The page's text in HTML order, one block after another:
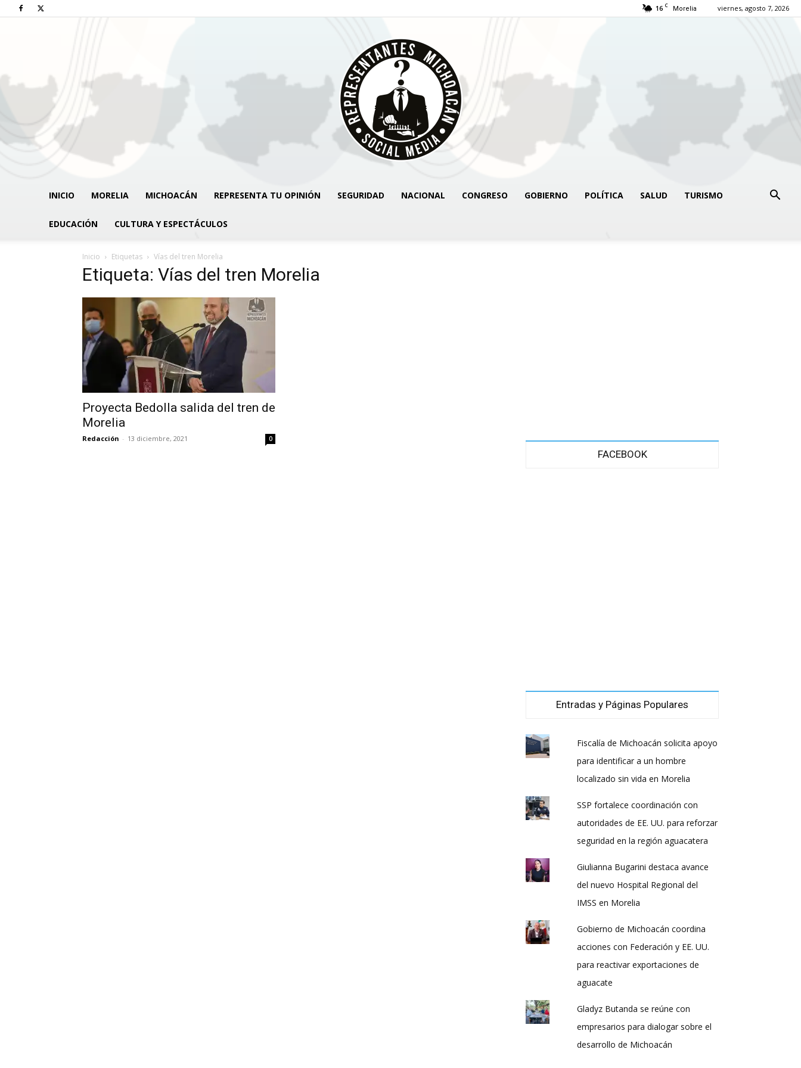
16 C Morelia viernes, agosto 7, 2026
INICIO MORELIA MICHOACÁN REPRESENTA TU OPINIÓN SEGURIDAD NACIONAL CONGRESO GOBIERNO POLÍTICA SALUD TURISMO
EDUCACIÓN CULTURA Y ESPECTÁCULOS
Inicio Etiquetas Vías del tren Morelia
Etiqueta: Vías del tren Morelia
Proyecta Bedolla salida del tren de
Morelia
Redacción - 13 diciembre, 2021 0
FACEBOOK
Entradas y Páginas Populares
Fiscalía de Michoacán solicita apoyo
para identificar a un hombre
localizado sin vida en Morelia
SSP fortalece coordinación con
autoridades de EE. UU. para reforzar
seguridad en la región aguacatera
Giulianna Bugarini destaca avance
del nuevo Hospital Regional del
IMSS en Morelia
Gobierno de Michoacán coordina
acciones con Federación y EE. UU.
para reactivar exportaciones de
aguacate
Gladyz Butanda se reúne con
empresarios para dialogar sobre el
desarrollo de Michoacán